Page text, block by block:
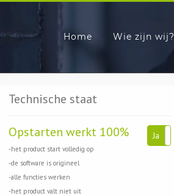
Home Wie zijn wij?
Technische staat
Opstarten werkt 100%
-het product start volledig op
-de software is origineel
-alle functies werken
-het product valt niet uit
Ja